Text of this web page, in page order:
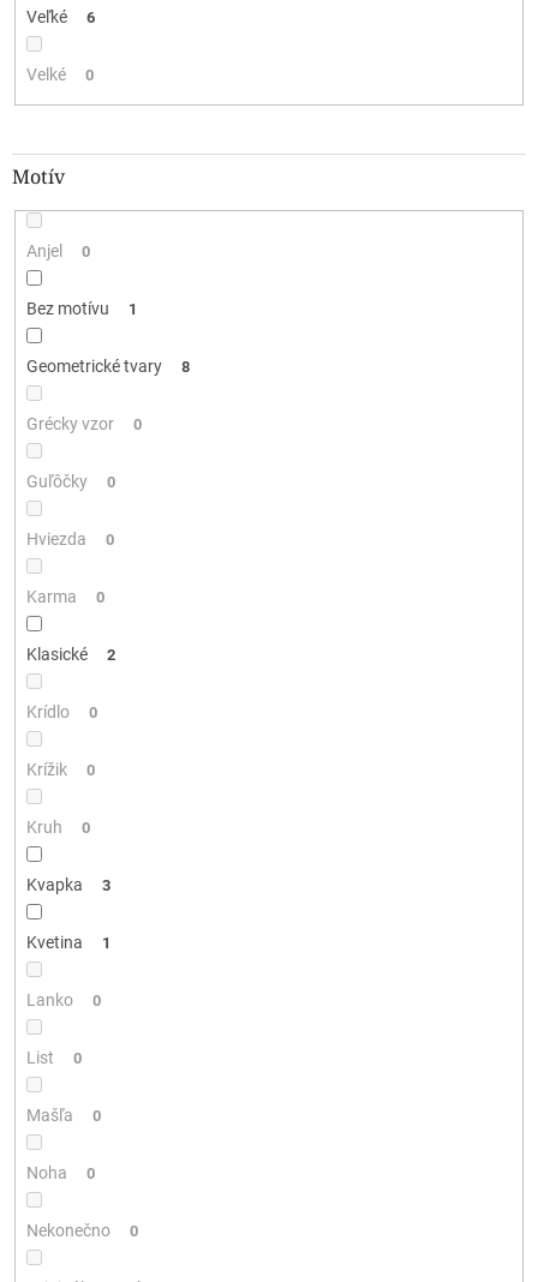
Veľké 6
Velké 0
Motív
Anjel 0
Bez motívu 1
Geometrické tvary 8
Grécky vzor 0
Guľôčky 0
Hviezda 0
Karma 0
Klasické 2
Krídlo 0
Krížik 0
Kruh 0
Kvapka 3
Kvetina 1
Lanko 0
List 0
Mašľa 0
Noha 0
Nekonečno 0